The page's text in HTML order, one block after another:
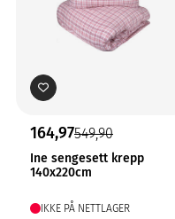
164,97549,90
Ine sengesett krepp
140x220cm
IKKE PÅ NETTLAGER